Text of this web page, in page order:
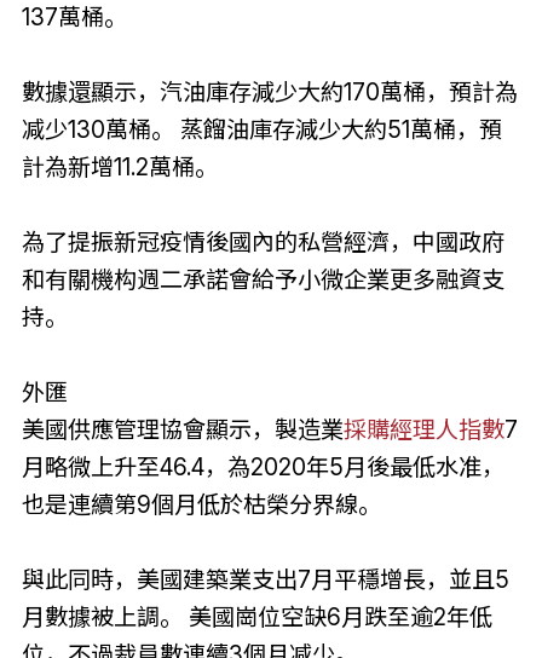
137萬桶。
數據還顯示，汽油庫存減少大約170萬桶，預計為
减少130萬桶。 蒸餾油庫存減少大約51萬桶，預
計為新增11.2萬桶。
為了提振新冠疫情後國內的私營經濟，中國政府
和有關機构週二承諾會給予小微企業更多融資支
持。
外匯
美國供應管理協會顯示，製造業採購經理人指數7
月略微上升至46.4，為2020年5月後最低水准，
也是連續第9個月低於枯榮分界線。
與此同時，美國建築業支出7月平穩增長，並且5
月數據被上調。 美國崗位空缺6月跌至逾2年低